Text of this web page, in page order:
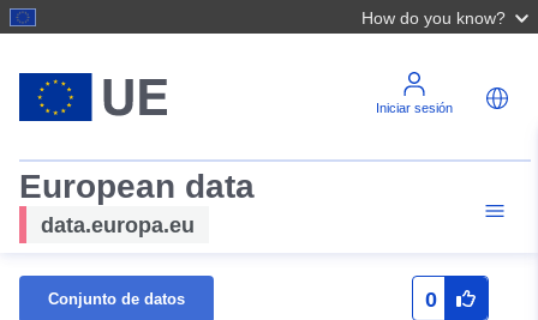
How do you know?
Iniciar sesión
European data
data.europa.eu
Conjunto de datos 0